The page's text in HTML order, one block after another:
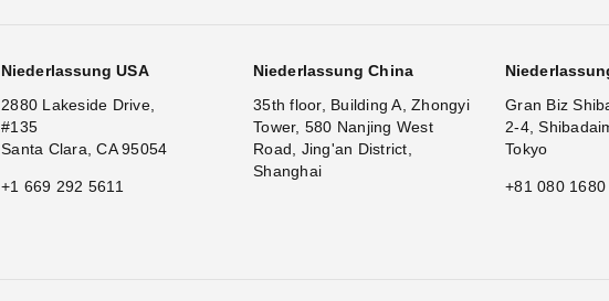
Niederlassung USA
2880 Lakeside Drive,
#135
Santa Clara, CA 95054
+1 669 292 5611
Niederlassung China
35th floor, Building A, Zhongyi
Tower, 580 Nanjing West
Road, Jing'an District,
Shanghai
Gran Biz
2-4,
Tokyo
+81 080 1680